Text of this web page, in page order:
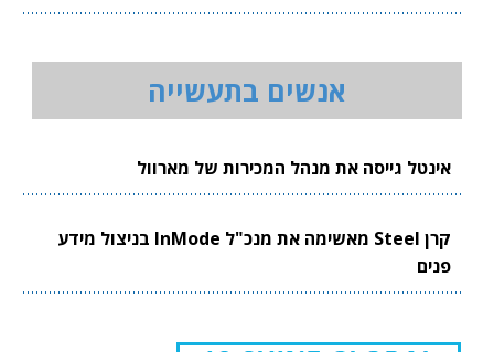
אנשים בתעשייה
אינטל גייסה את מנהל המכירות של מארוול
קרן Steel מאשימה את מנכ"ל InMode בניצול מידע
פנים